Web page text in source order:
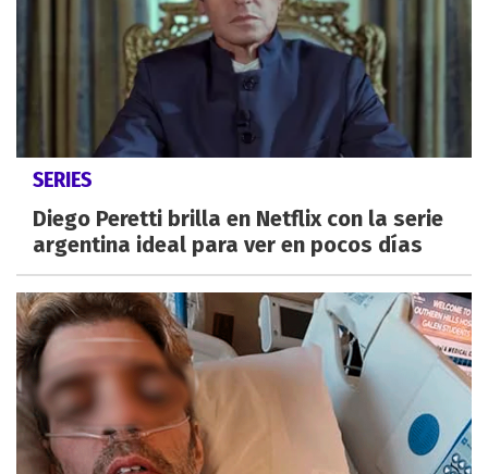
SERIES
Diego Peretti brilla en Netflix con la serie
argentina ideal para ver en pocos días